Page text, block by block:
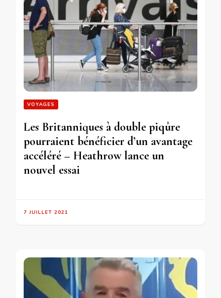
VOYAGES
Les Britanniques à double piqûre
pourraient bénéficier d’un avantage
accéléré – Heathrow lance un
nouvel essai
7 JUILLET 2021